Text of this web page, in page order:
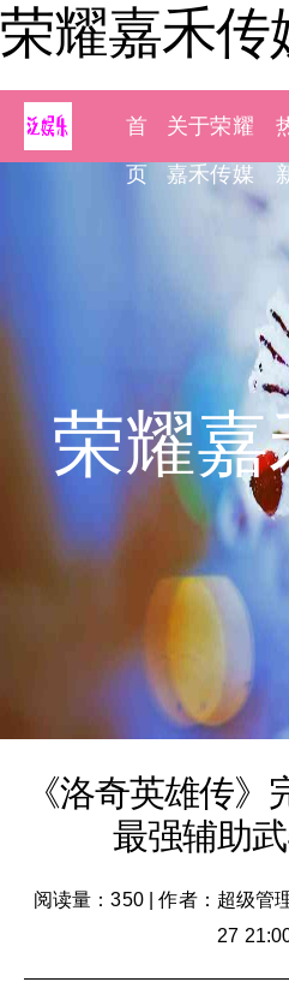
荣耀嘉禾传
首
页
关于荣耀
嘉禾传媒
荣耀
《洛奇英雄传》
最强辅助
阅读量：350|作者：超级管
27